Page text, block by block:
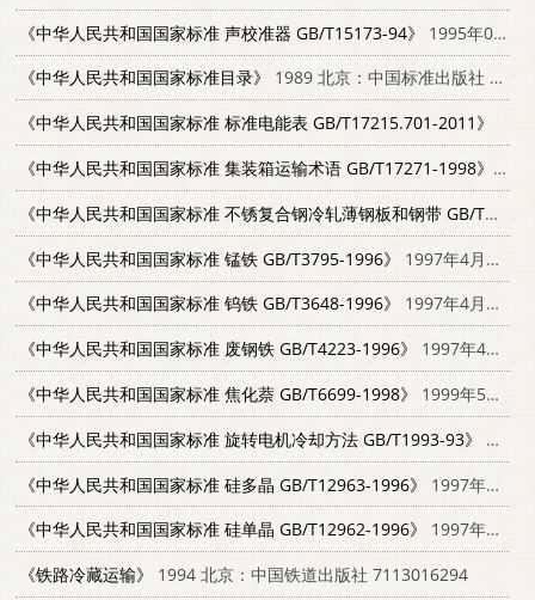
《中华人民共和国国家标准 声校准器 GB/T15173-94》
1995年05月第1版
《中华人民共和国国家标准目录》
1989 北京：中国标准出版社 7506601389
《中华人民共和国国家标准 标准电能表 GB/T17215.701-2011》
《中华人民共和国国家标准 集装箱运输术语 GB/T17271-1998》
1998
《中华人民共和国国家标准 不锈复合钢冷轧薄钢板和钢带 GB/T17102-1997》
《中华人民共和国国家标准 锰铁 GB/T3795-1996》
1997年4月第1版
《中华人民共和国国家标准 钨铁 GB/T3648-1996》
1997年4月第1版
《中华人民共和国国家标准 废钢铁 GB/T4223-1996》
1997年4月第1版
《中华人民共和国国家标准 焦化萘 GB/T6699-1998》
1999年5月第1版
《中华人民共和国国家标准 旋转电机冷却方法 GB/T1993-93》
《中华人民共和国国家标准 硅多晶 GB/T12963-1996》
1997年4月第1版
《中华人民共和国国家标准 硅单晶 GB/T12962-1996》
1997年4月第1版
《铁路冷藏运输》
1994 北京：中国铁道出版社 7113016294